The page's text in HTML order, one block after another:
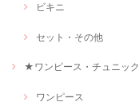
ビキニ
セット・その他
★ワンピース・チュニック
ワンピース